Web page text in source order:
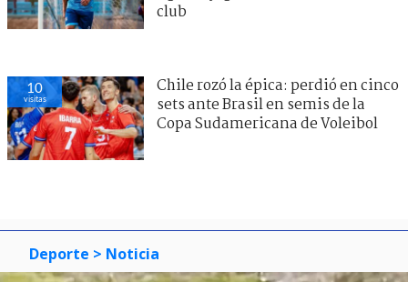
club
10
visitas
Chile rozó la épica: perdió en cinco
sets ante Brasil en semis de la
Copa Sudamericana de Voleibol
Deporte > Noticia